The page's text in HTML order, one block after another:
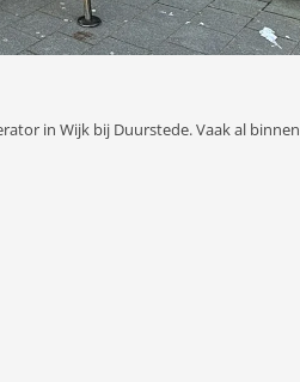
in Wijk bij Duurstede. Vaak al binnen